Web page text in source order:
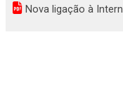
Nova ligação à